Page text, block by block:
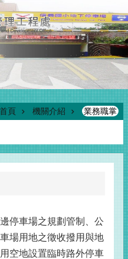
首頁 機關介紹 業務職掌
停車場之規劃管制、公
場用地之徵收撥用與地
空地設置臨時路外停車